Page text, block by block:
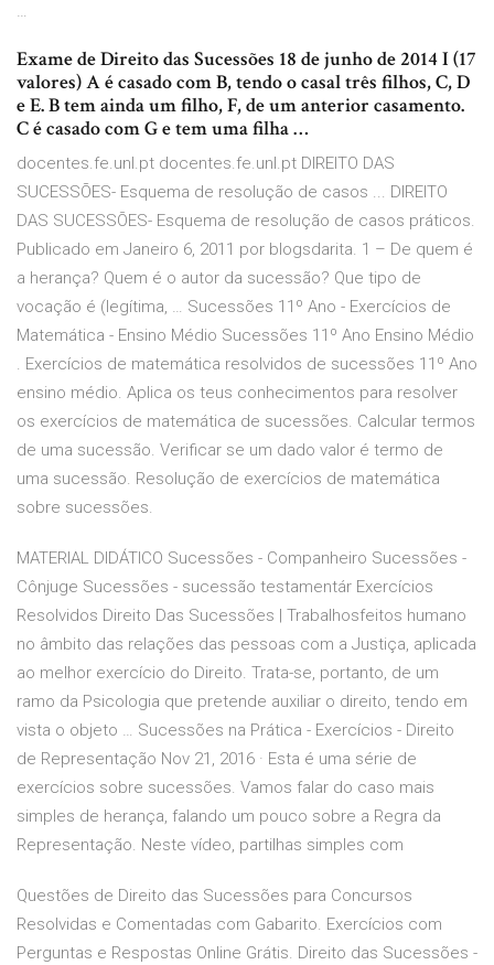
…
Exame de Direito das Sucessões 18 de junho de 2014 I (17
valores) A é casado com B, tendo o casal três filhos, C, D
e E. B tem ainda um filho, F, de um anterior casamento.
C é casado com G e tem uma filha …
docentes.fe.unl.pt docentes.fe.unl.pt DIREITO DAS
SUCESSÕES- Esquema de resolução de casos ... DIREITO
DAS SUCESSÕES- Esquema de resolução de casos práticos.
Publicado em Janeiro 6, 2011 por blogsdarita. 1 – De quem é
a herança? Quem é o autor da sucessão? Que tipo de
vocação é (legítima, … Sucessões 11º Ano - Exercícios de
Matemática - Ensino Médio Sucessões 11º Ano Ensino Médio
. Exercícios de matemática resolvidos de sucessões 11º Ano
ensino médio. Aplica os teus conhecimentos para resolver
os exercícios de matemática de sucessões. Calcular termos
de uma sucessão. Verificar se um dado valor é termo de
uma sucessão. Resolução de exercícios de matemática
sobre sucessões.
MATERIAL DIDÁTICO Sucessões - Companheiro Sucessões -
Cônjuge Sucessões - sucessão testamentár Exercícios
Resolvidos Direito Das Sucessões | Trabalhosfeitos humano
no âmbito das relações das pessoas com a Justiça, aplicada
ao melhor exercício do Direito. Trata-se, portanto, de um
ramo da Psicologia que pretende auxiliar o direito, tendo em
vista o objeto … Sucessões na Prática - Exercícios - Direito
de Representação Nov 21, 2016 · Esta é uma série de
exercícios sobre sucessões. Vamos falar do caso mais
simples de herança, falando um pouco sobre a Regra da
Representação. Neste vídeo, partilhas simples com
Questões de Direito das Sucessões para Concursos
Resolvidas e Comentadas com Gabarito. Exercícios com
Perguntas e Respostas Online Grátis. Direito das Sucessões -